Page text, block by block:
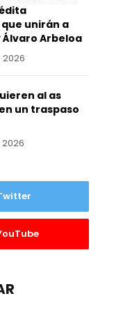
unirán a
Álvaro Arbeloa
al as
un traspaso